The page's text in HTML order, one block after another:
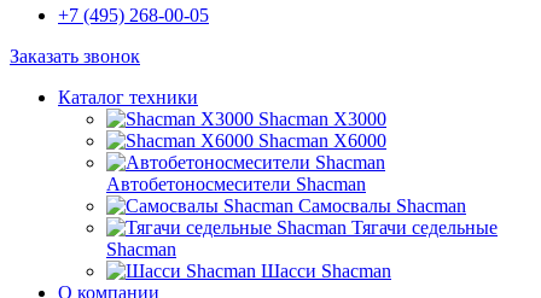
+7 (495) 268-00-05
Заказать звонок
Каталог техники
Shacman X3000
Shacman X6000
Автобетоносмесители Shacman
Самосвалы Shacman
Тягачи седельные
Shacman
Шасси Shacman
О компании